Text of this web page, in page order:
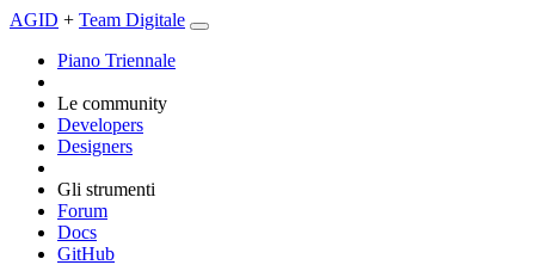
AGID + Team Digitale
Piano Triennale
Le community
Developers
Designers
Gli strumenti
Forum
Docs
GitHub